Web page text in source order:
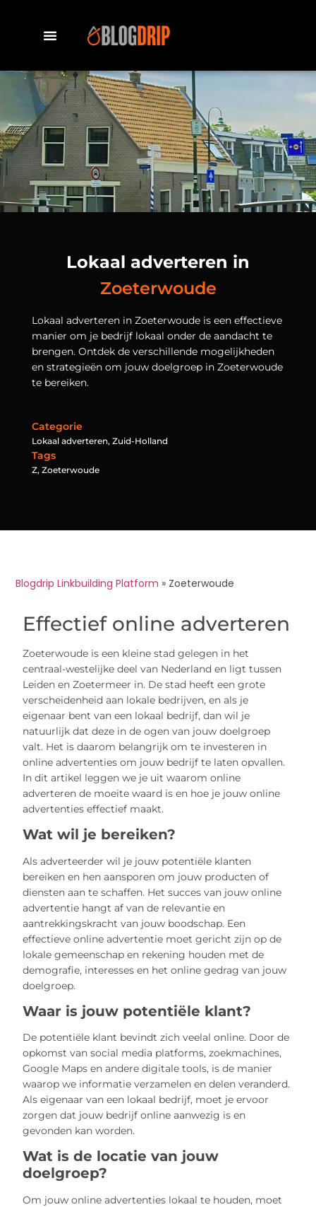
Lokaal adverteren in
Zoeterwoude
Lokaal adverteren in Zoeterwoude is een effectieve
manier om je bedrijf lokaal onder de aandacht te
brengen. Ontdek de verschillende mogelijkheden
en strategieën om jouw doelgroep in Zoeterwoude
te bereiken.
Categorie
Lokaal adverteren, Zuid-Holland
Tags
Z, Zoeterwoude
Blogdrip Linkbuilding Platform » Zoeterwoude
Effectief online adverteren
Zoeterwoude is een kleine stad gelegen in het
centraal-westelijke deel van Nederland en ligt tussen
Leiden en Zoetermeer in. De stad heeft een grote
verscheidenheid aan lokale bedrijven, en als je
eigenaar bent van een lokaal bedrijf, dan wil je
natuurlijk dat deze in de ogen van jouw doelgroep
valt. Het is daarom belangrijk om te investeren in
online advertenties om jouw bedrijf te laten opvallen.
In dit artikel leggen we je uit waarom online
adverteren de moeite waard is en hoe je jouw online
advertenties effectief maakt.
Wat wil je bereiken?
Als adverteerder wil je jouw potentiële klanten
bereiken en hen aansporen om jouw producten of
diensten aan te schaffen. Het succes van jouw online
advertentie hangt af van de relevantie en
aantrekkingskracht van jouw boodschap. Een
effectieve online advertentie moet gericht zijn op de
lokale gemeenschap en rekening houden met de
demografie, interesses en het online gedrag van jouw
doelgroep.
Waar is jouw potentiële klant?
De potentiële klant bevindt zich veelal online. Door de
opkomst van social media platforms, zoekmachines,
Google Maps en andere digitale tools, is de manier
waarop we informatie verzamelen en delen veranderd.
Als eigenaar van een lokaal bedrijf, moet je ervoor
zorgen dat jouw bedrijf online aanwezig is en
gevonden kan worden.
Wat is de locatie van jouw
doelgroep?
Om jouw online advertenties lokaal te houden, moet